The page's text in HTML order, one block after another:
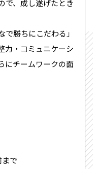
で、成し遂げたとき
勝ちにこだわる」
力・コミュニケーシ
にチームワークの面
で